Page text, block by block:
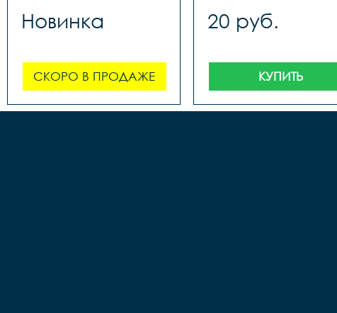
Новинка
СКОРО В ПРОДАЖЕ
20 руб.
КУПИТЬ